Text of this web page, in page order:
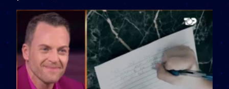
bukura në shtëpinë e BB VIP: Do më
mungojë zilja e mëngjesit kur…